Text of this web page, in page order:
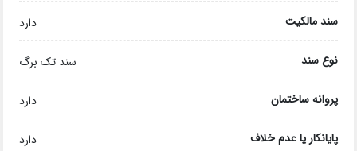
سند مالکیت دارد
نوع سند سند تک برگ
پروانه ساختمان دارد
پایانکار یا عدم خلاف دارد